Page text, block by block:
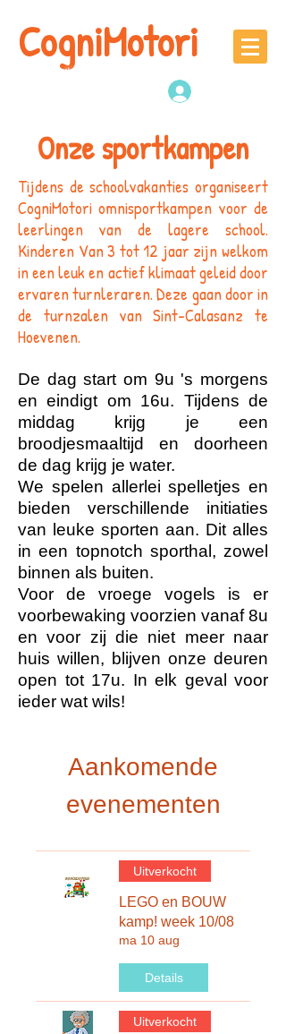
CogniMotori
Naschoolse
Onze sportkampen
Tijdens de schoolvakanties organiseert
CogniMotori omnisportkampen voor de
leerlingen van de lagere school.
Kinderen Van 3 tot 12 jaar zijn welkom
in een leuk en actief klimaat geleid door
ervaren turnleraren. Deze gaan door in
de turnzalen van Sint-Calasanz te
Hoevenen.
De dag start om 9u 's morgens
en eindigt om 16u. Tijdens de
middag krijg je een
broodjesmaaltijd en doorheen
de dag krijg je water.
We spelen allerlei spelletjes en
bieden verschillende initiaties
van leuke sporten aan. Dit alles
in een topnotch sporthal, zowel
binnen als buiten.
Voor de vroege vogels is er
voorbewaking voorzien vanaf 8u
en voor zij die niet meer naar
huis willen, blijven onze deuren
open tot 17u. In elk geval voor
ieder wat wils!
Aankomende
evenementen
Uitverkocht
LEGO en BOUW
kamp! week 10/08
ma 10 aug
Details
Uitverkocht